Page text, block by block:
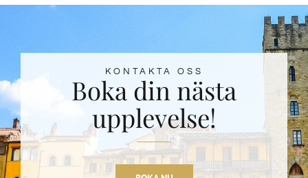
KONTAKTA OSS
Boka din nästa
upplevelse!